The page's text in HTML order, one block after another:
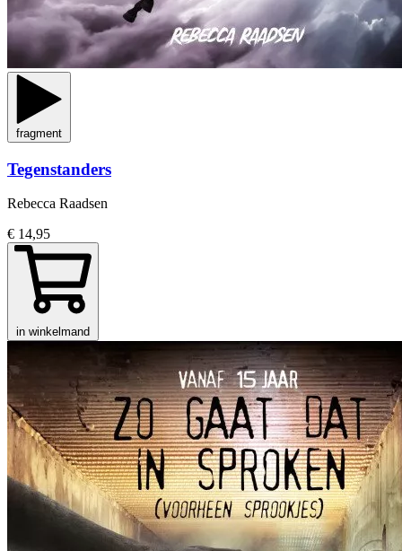
fragment
Tegenstanders
Rebecca Raadsen
€ 14,95
in winkelmand